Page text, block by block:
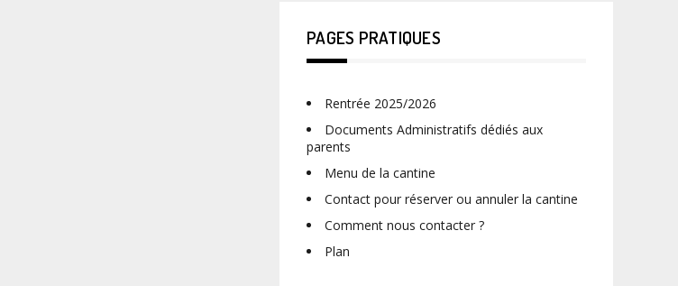
PAGES PRATIQUES
Rentrée 2025/2026
Documents Administratifs dédiés aux
parents
Menu de la cantine
Contact pour réserver ou annuler la cantine
Comment nous contacter ?
Plan